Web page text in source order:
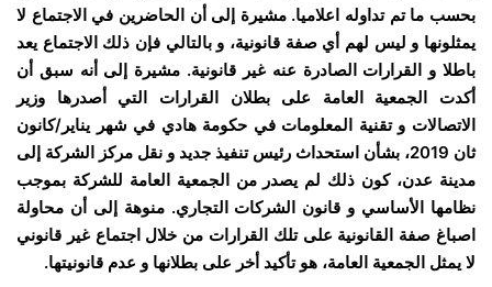
بحسب ما تم تداوله اعلاميا. مشيرة إلى أن الحاضرين في الاجتماع لا
يمثلونها و ليس لهم أي صفة قانونية، و بالتالي فإن ذلك الاجتماع يعد
باطلا و القرارات الصادرة عنه غير قانونية. مشيرة إلى أنه سبق أن
أكدت الجمعية العامة على بطلان القرارات التي أصدرها وزير
الاتصالات و تقنية المعلومات في حكومة هادي في شهر يناير/كانون
ثان 2019، بشأن استحداث رئيس تنفيذ جديد و نقل مركز الشركة إلى
مدينة عدن، كون ذلك لم يصدر من الجمعية العامة للشركة بموجب
نظامها الأساسي و قانون الشركات التجاري. منوهة إلى أن محاولة
اصباغ صفة القانونية على تلك القرارات من خلال اجتماع غير قانوني
لا يمثل الجمعية العامة، هو تأكيد أخر على بطلانها و عدم قانونيتها.